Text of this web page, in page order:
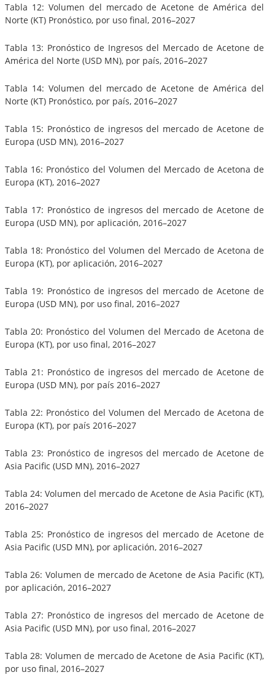
Tabla 12: Volumen del mercado de Acetone de América del
Norte (KT) Pronóstico, por uso final, 2016–2027
Tabla 13: Pronóstico de Ingresos del Mercado de Acetone de
América del Norte (USD MN), por país, 2016–2027
Tabla 14: Volumen del mercado de Acetone de América del
Norte (KT) Pronóstico, por país, 2016–2027
Tabla 15: Pronóstico de ingresos del mercado de Acetone de
Europa (USD MN), 2016–2027
Tabla 16: Pronóstico del Volumen del Mercado de Acetona de
Europa (KT), 2016–2027
Tabla 17: Pronóstico de ingresos del mercado de Acetone de
Europa (USD MN), por aplicación, 2016–2027
Tabla 18: Pronóstico del Volumen del Mercado de Acetona de
Europa (KT), por aplicación, 2016–2027
Tabla 19: Pronóstico de ingresos del mercado de Acetone de
Europa (USD MN), por uso final, 2016–2027
Tabla 20: Pronóstico del Volumen del Mercado de Acetona de
Europa (KT), por uso final, 2016–2027
Tabla 21: Pronóstico de ingresos del mercado de Acetone de
Europa (USD MN), por país 2016–2027
Tabla 22: Pronóstico del Volumen del Mercado de Acetona de
Europa (KT), por país 2016–2027
Tabla 23: Pronóstico de ingresos del mercado de Acetone de
Asia Pacific (USD MN), 2016–2027
Tabla 24: Volumen del mercado de Acetone de Asia Pacific (KT),
2016–2027
Tabla 25: Pronóstico de ingresos del mercado de Acetone de
Asia Pacific (USD MN), por aplicación, 2016–2027
Tabla 26: Volumen de mercado de Acetone de Asia Pacific (KT),
por aplicación, 2016–2027
Tabla 27: Pronóstico de ingresos del mercado de Acetone de
Asia Pacific (USD MN), por uso final, 2016–2027
Tabla 28: Volumen de mercado de Acetone de Asia Pacific (KT),
por uso final, 2016–2027